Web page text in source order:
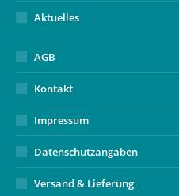
Aktuelles
AGB
Kontakt
Impressum
Datenschutzangaben
Versand & Lieferung